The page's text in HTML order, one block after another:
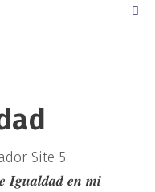
Site 5
𝑰𝒈𝒖𝒂𝒍𝒅𝒂𝒅 𝒆𝒏 𝒎𝒊